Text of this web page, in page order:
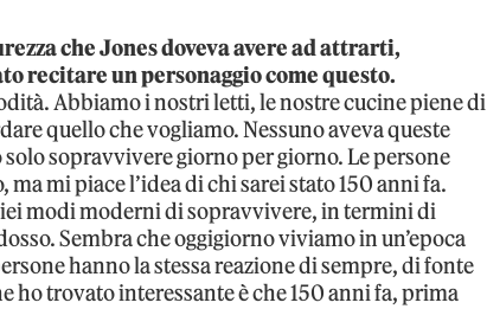
che Jones doveva avere ad attrarti,
recitare un personaggio come questo.
Abbiamo i nostri letti, le nostre cucine piene di
quello che vogliamo. Nessuno aveva queste
sopravvivere giorno per giorno. Le persone
mi piace l’idea di chi sarei stato 150 anni fa.
modi moderni di sopravvivere, in termini di
Sembra che oggigiorno viviamo in un’epoca
hanno la stessa reazione di sempre, di fonte
ho trovato interessante è che 150 anni fa, prima